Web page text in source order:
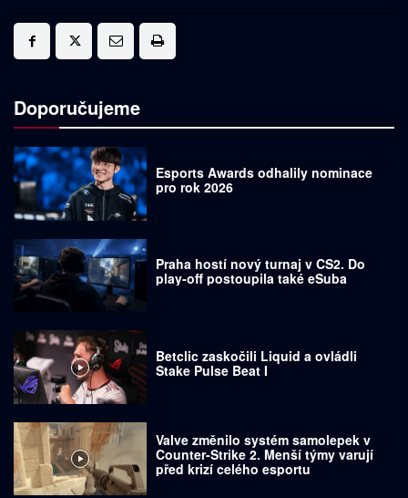
Doporučujeme
Esports Awards odhalily nominace
pro rok 2026
Praha hostí nový turnaj v CS2. Do
play-off postoupila také eSuba
Betclic zaskočili Liquid a ovládli
Stake Pulse Beat I
Valve změnilo systém samolepek v
Counter-Strike 2. Menší týmy varují
před krizí celého esportu